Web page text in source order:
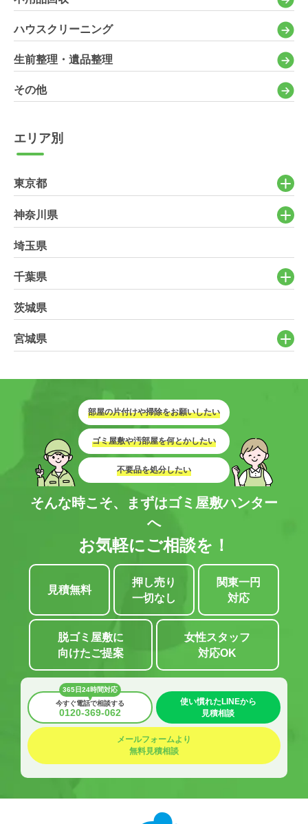
ハウスクリーニング
生前整理・遺品整理
その他
エリア別
東京都
神奈川県
埼玉県
千葉県
茨城県
宮城県
部屋の片付けや掃除をお願いしたい
ゴミ屋敷や汚部屋を何とかしたい
不要品を処分したい
そんな時こそ、まずはゴミ屋敷ハンター
へ
お気軽にご相談を！
見積無料
関東一円
対応
脱ゴミ屋敷に
向けたご提案
女性スタッフ
対応OK
押し売り
一切なし
365日24時間対応
今すぐ電話で相談する
0120-369-062
使い慣れたLINEから
見積相談
メールフォームより
無料見積相談